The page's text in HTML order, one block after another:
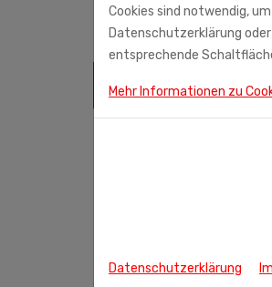
ÄHNLICHE PRODUKTE
Cookies sind notwendig,
Datenschutzerklärung
entsprechende
Mehr Informationen zu
Datenschutzerklärung